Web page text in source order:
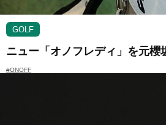
GOLF
ニュー「オノフレディ」を元
#ONOFF